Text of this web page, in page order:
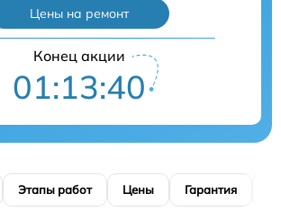
Цены на ремонт
Конец акции
01:13:39
Этапы работ Цены Гарантия